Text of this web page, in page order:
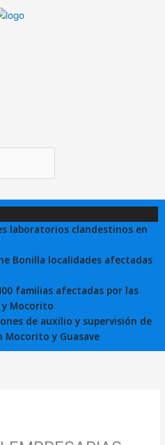
laboratorios clandestinos en
Bonilla localidades afectadas
familias afectadas por las
Mocorito
de auxilio y supervisión de
y Guasave